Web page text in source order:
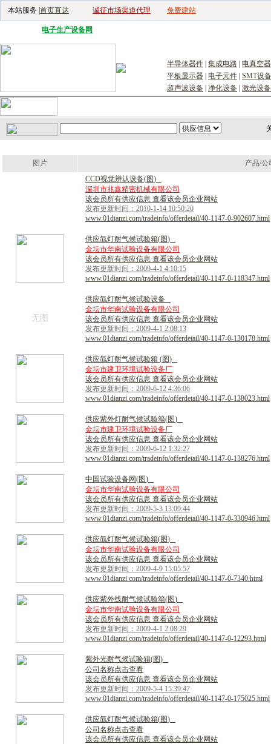
本站服务 | 首页直达 诚征市场渠道代理 免费建站
电子生产设备网
半导体器件 集成电路
电真空
平板显示器
电子元件 SMT设备
超声波设备 净化设备 激光设备
图片
产品/公
CCD视觉辨认设备(图)
深圳市兆鑫精密机械有限公司
该会员所有供应信息 查看该会员企业网站
发布更新时间：2010-1-14 10:50:20
www.01dianzi.com/tradeinfo/offerdetail/40-1147-0-902607.html
供应氙灯耐气候试验箱(图)
金坛市华南试验设备有限公司
该会员所有供应信息 查看该会员企业网站
发布更新时间：2009-4-1 4:10:15
www.01dianzi.com/tradeinfo/offerdetail/40-1147-0-118347.html
无图
供应氙灯耐气候试验设备
金坛市华南试验设备有限公司
该会员所有供应信息 查看该会员企业网站
发布更新时间：2009-4-1 2:08:13
www.01dianzi.com/tradeinfo/offerdetail/40-1147-0-130178.html
供应氙灯耐气候试验箱 (图)
金坛市建卫环境试验设备厂
该会员所有供应信息 查看该会员企业网站
发布更新时间：2009-6-12 4:36:06
www.01dianzi.com/tradeinfo/offerdetail/40-1147-0-138023.html
供应紫外灯耐气候试验箱(图)
金坛市建卫环境试验设备厂
该会员所有供应信息 查看该会员企业网站
发布更新时间：2009-6-12 1:32:27
www.01dianzi.com/tradeinfo/offerdetail/40-1147-0-138276.html
中 国试验设备网(图)
金坛市华南试验设备有限公司
该会员所有供应信息 查看该会员企业网站
发布更新时间：2009-5-3 13:09:44
www.01dianzi.com/tradeinfo/offerdetail/40-1147-0-330946.html
供应氙灯耐气候试验箱(图)
金坛市华南试验设备有限公司
该会员所有供应信息 查看该会员企业网站
发布更新时间：2009-4-9 15:05:57
www.01dianzi.com/tradeinfo/offerdetail/40-1147-0-7340.html
供应紫外线耐气候试验箱(图)
金坛市华南试验设备有限公司
该会员所有供应信息 查看该会员企业网站
发布更新时间：2009-4-1 2:08:29
www.01dianzi.com/tradeinfo/offerdetail/40-1147-0-12293.html
紫外光耐气候试验箱(图)
公司名称点击查看
该会员所有供应信息 查看该会员企业网站
发布更新时间：2009-5-4 15:39:47
www.01dianzi.com/tradeinfo/offerdetail/40-1147-0-175025.html
供应氙灯耐气候试验箱(图)
公司名称点击查看
该会员所有供应信息 查看该会员企业网站